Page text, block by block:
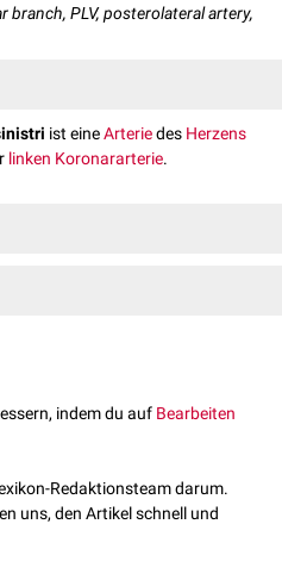
branch, PLV, posterolateral artery,
ist eineArteriedes Herzens
linken Koronararterie.
ventriculi sinistri führt in der Regel
ob das Infarktgebiet bis in
indem du auf Bearbeiten
Redaktionsteam darum.
uns, den Artikel schnell und